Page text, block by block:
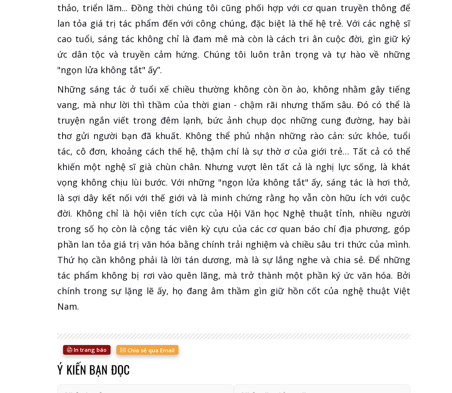
thảo, triển lãm... Đồng thời chúng tôi cũng phối hợp với cơ quan truyền thông để
lan tỏa giá trị tác phẩm đến với công chúng, đặc biệt là thế hệ trẻ. Với các nghệ sĩ
cao tuổi, sáng tác không chỉ là đam mê mà còn là cách tri ân cuộc đời, gìn giữ ký
ức dân tộc và truyền cảm hứng. Chúng tôi luôn trân trọng và tự hào về những
"ngọn lửa không tắt" ấy”.
Những sáng tác ở tuổi xế chiều thường không còn ồn ào, không nhằm gây tiếng
vang, mà như lời thì thầm của thời gian - chậm rãi nhưng thấm sâu. Đó có thể là
truyện ngắn viết trong đêm lạnh, bức ảnh chụp dọc những cung đường, hay bài
thơ gửi người bạn đã khuất. Không thể phủ nhận những rào cản: sức khỏe, tuổi
tác, cô đơn, khoảng cách thế hệ, thậm chí là sự thờ ơ của giới trẻ… Tất cả có thể
khiến một nghệ sĩ già chùn chân. Nhưng vượt lên tất cả là nghị lực sống, là khát
vọng không chịu lùi bước. Với những "ngọn lửa không tắt" ấy, sáng tác là hơi thở,
là sợi dây kết nối với thế giới và là minh chứng rằng họ vẫn còn hữu ích với cuộc
đời. Không chỉ là hội viên tích cực của Hội Văn học Nghệ thuật tỉnh, nhiều người
trong số họ còn là cộng tác viên kỳ cựu của các cơ quan báo chí địa phương, góp
phần lan tỏa giá trị văn hóa bằng chính trải nghiệm và chiều sâu tri thức của mình.
Thứ họ cần không phải là lời tán dương, mà là sự lắng nghe và chia sẻ. Để những
tác phẩm không bị rơi vào quên lãng, mà trở thành một phần ký ức văn hóa. Bởi
chính trong sự lặng lẽ ấy, họ đang âm thầm gìn giữ hồn cốt của nghệ thuật Việt
Nam.
In trang báo Chia sẻ qua Email
Ý KIẾN BẠN ĐỌC